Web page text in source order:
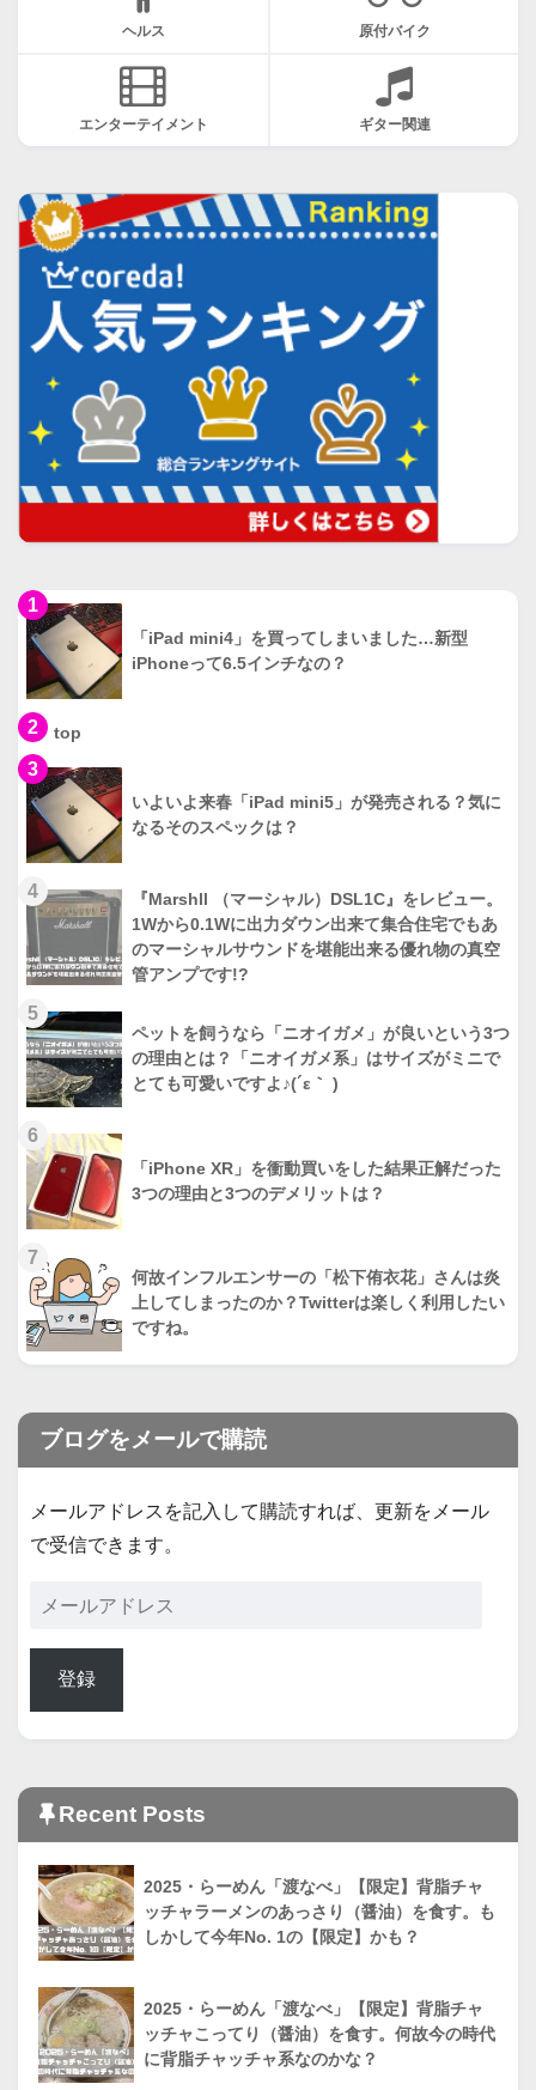
ヘルス 原付バイク
エンターテイメント ギター関連
1
「iPad mini4」を買ってしまいました…新型
iPhoneって6.5インチなの？
2 top
3
いよいよ来春「iPad mini5」が発売される？気に
なるそのスペックは？
4
『Marshll （マーシャル）DSL1C』をレビュー。
1Wから0.1Wに出力ダウン出来て集合住宅でもあ
のマーシャルサウンドを堪能出来る優れ物の真空
管アンプです!?
5
ペットを飼うなら「ニオイガメ」が良いという3つ
の理由とは？「ニオイガメ系」はサイズがミニで
とても可愛いですよ♪(´ε｀ )
6
「iPhone XR」を衝動買いをした結果正解だった
3つの理由と3つのデメリットは？
7
何故インフルエンサーの「松下侑衣花」さんは炎
上してしまったのか？Twitterは楽しく利用したい
ですね。
ブログをメールで購読
メールアドレスを記入して購読すれば、更新をメール
で受信できます。
登録
Recent Posts
2025・らーめん「渡なべ」【限定】背脂チャ
ッチャラーメンのあっさり（醤油）を食す。も
しかして今年No. 1の【限定】かも？
2025・らーめん「渡なべ」【限定】背脂チャ
ッチャこってり（醤油）を食す。何故今の時代
に背脂チャッチャ系なのかな？